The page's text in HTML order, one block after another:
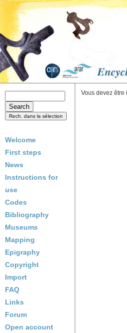
Welcome
First steps
News
Instructions for
use
Codes
Bibliography
Museums
Mapping
Epigraphy
Copyright
Import
FAQ
Links
Forum
Open account
Vous devez